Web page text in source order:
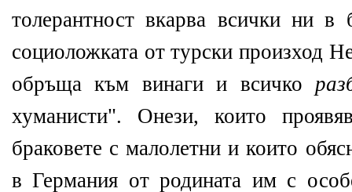
толерантност вкарва всички ни
социоложката от турски произход
обръща към винаги и всичко
хуманисти". Онези, които
браковете с малолетни и които
в Германия от родината им с